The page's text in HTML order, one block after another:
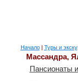
Начало| Туры и
Массандра,
Пансионаты